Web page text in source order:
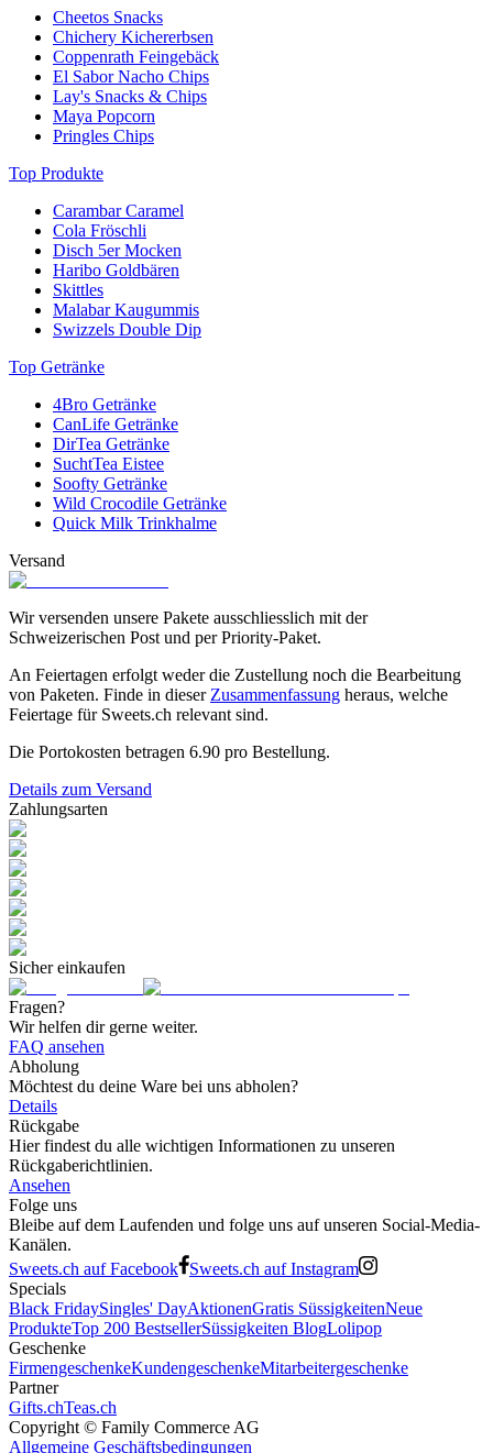
Cheetos Snacks
Chichery Kichererbsen
Coppenrath Feingebäck
El Sabor Nacho Chips
Lay's Snacks & Chips
Maya Popcorn
Pringles Chips
Top Produkte
Carambar Caramel
Cola Fröschli
Disch 5er Mocken
Haribo Goldbären
Skittles
Malabar Kaugummis
Swizzels Double Dip
Top Getränke
4Bro Getränke
CanLife Getränke
DirTea Getränke
SuchtTea Eistee
Soofty Getränke
Wild Crocodile Getränke
Quick Milk Trinkhalme
Versand
Wir versenden unsere Pakete ausschliesslich mit der
Schweizerischen Post und per Priority-Paket.
An Feiertagen erfolgt weder die Zustellung noch die Bearbeitung
von Paketen. Finde in dieser Zusammenfassung heraus, welche
Feiertage für Sweets.ch relevant sind.
Die Portokosten betragen 6.90 pro Bestellung.
Details zum Versand
Zahlungsarten
Sicher einkaufen
Fragen?
Wir helfen dir gerne weiter.
FAQ ansehen
Abholung
Möchtest du deine Ware bei uns abholen?
Details
Rückgabe
Hier findest du alle wichtigen Informationen zu unseren
Rückgaberichtlinien.
Ansehen
Folge uns
Bleibe auf dem Laufenden und folge uns auf unseren Social-Media-
Kanälen.
Sweets.ch auf Facebook
Sweets.ch auf Instagram
Specials
Black FridaySingles' DayAktionenGratis SüssigkeitenNeue
ProdukteTop 200 BestsellerSüssigkeiten BlogLolipop
Geschenke
FirmengeschenkeKundengeschenkeMitarbeitergeschenke
Partner
Gifts.chTeas.ch
Copyright © Family Commerce AG
Allgemeine Geschäftsbedingungen